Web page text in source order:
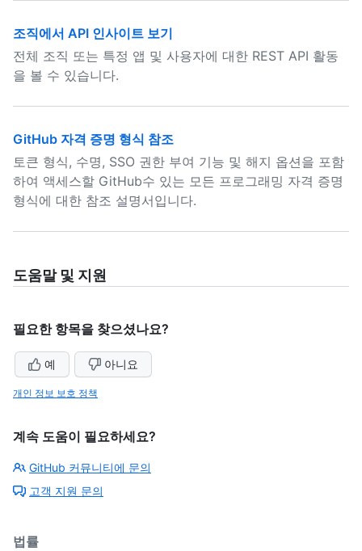
조직에서 API 인사이트 보기
전체 조직 또는 특정 앱 및 사용자에 대한 REST API 활동
을 볼 수 있습니다.
GitHub 자격 증명 형식 참조
토큰 형식, 수명, SSO 권한 부여 기능 및 해지 옵션을 포함
하여 액세스할 GitHub수 있는 모든 프로그래밍 자격 증명
형식에 대한 참조 설명서입니다.
도움말 및 지원
필요한 항목을 찾으셨나요?
예 아니요
개인 정보 보호 정책
계속 도움이 필요하세요?
GitHub 커뮤니티에 문의
고객 지원 문의
법률